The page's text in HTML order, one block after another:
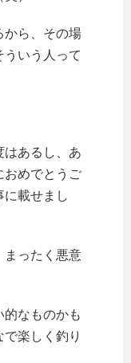
から、その場
ういう人って
はあるし、あ
おめでとうご
に載せまし
まったく悪意
なものかも
楽しく釣り